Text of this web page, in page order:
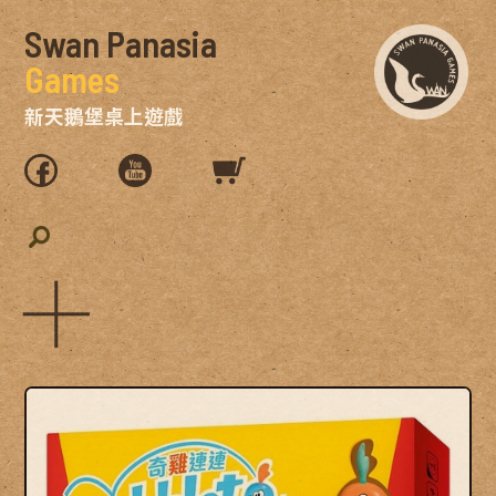
Swan Panasia
Games
新天鵝堡桌上遊戲